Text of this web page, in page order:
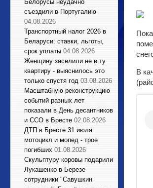
Белорусы неудачно
съездили в Португалию
04.08.2026
Транспортный налог 2026 в
Беларуси: ставки, льготы,
срок уплаты 04.08.2026
Женщину заселили не в ту
квартиру - выяснилось это
только спустя год 03.08.2026
Масштабную реконструкцию
событий разных лет
показали в День десантников
и ССО в Бресте 02.08.2026
ДТП в Бресте 31 июля:
мотоцикл и мопед - трое
погибших 01.08.2026
Cкульптуру коровы подарили
Лукашенко в Березе
сотрудники "Савушкин
В